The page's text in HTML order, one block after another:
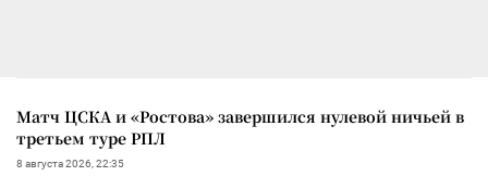
Матч ЦСКА и «Ростова» завершился нулевой ничьей в
третьем туре РПЛ
8 августа 2026, 22:35